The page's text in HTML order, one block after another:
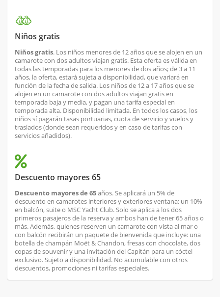
Niños gratis
Niños gratis. Los niños menores de 12 años que se alojen en un
camarote con dos adultos viajan gratis. Esta oferta es válida en
todas las temporadas para los menores de dos años; de 3 a 11
años, la oferta, estará sujeta a disponibilidad, que variará en
función de la fecha de salida. Los niños de 12 a 17 años que se
alojen en un camarote con dos adultos viajan gratis en
temporada baja y media, y pagan una tarifa especial en
temporada alta. Disponibilidad limitada. En todos los casos, los
niños sí pagarán tasas portuarias, cuota de servicio y vuelos y
traslados (donde sean requeridos y en caso de tarifas con
servicios añadidos).
Descuento mayores 65
Descuento mayores de 65años. Se aplicará un 5% de
descuento en camarotes interiores y exteriores ventana; un 10%
en balcón, suite o MSC Yacht Club. Solo se aplica a los dos
primeros pasajeros de la reserva y ambos han de tener 65 años o
más. Además, quienes reserven un camarote con vista al mar o
con balcón recibirán un paquete de bienvenida que incluye: una
botella de champán Moët & Chandon, fresas con chocolate, dos
copas de souvenir y una invitación del Capitán para un cóctel
exclusivo. Sujeto a disponibilidad. No acumulable con otros
descuentos, promociones ni tarifas especiales.